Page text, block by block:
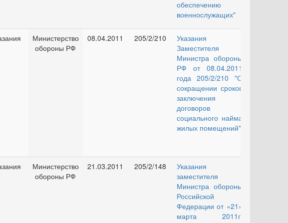
обеспечению
военнослужащих"
Министерство
обороны РФ
08.04.2011 205/2/210
Указания
Заместителя
Министра обороны
РФ от 08.04.2011
года 205/2/210 "О
сокращении сроков
заключения
договоров
социального найма
жилых помещений"
Министерство
обороны РФ
21.03.2011 205/2/148
Указания
заместителя
Министра обороны
Российской
Федерации от «21»
марта 2011г.